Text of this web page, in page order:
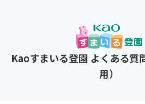
Kaoすまいる登園 よくある質
用）